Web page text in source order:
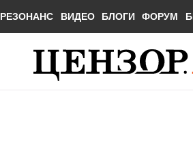
РЕЗОНАНС ВИДЕО БЛОГИ ФОРУМ